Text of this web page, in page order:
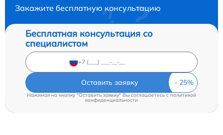
Закажите бесплатную консультацию
Бесплатная консультация со
специалистом
Оставить заявку
Нажимая на кнопку "Оставить заявку" Вы соглашаетесь cполитикой
конфиденциальности